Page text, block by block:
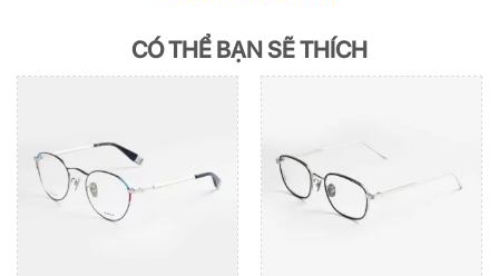
CÓ THỂ BẠN SẼ THÍCH